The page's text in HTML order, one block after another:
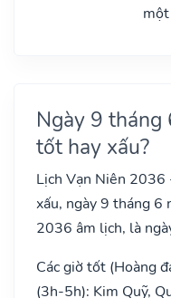
Ngày 9
tốt hay xấu?
Lịch Vạn Niên 2036
xấu, ngày 9 tháng
2036 âm lịch, là
Các giờ tốt (Hoàng
(3h-5h): Kim Quỹ,